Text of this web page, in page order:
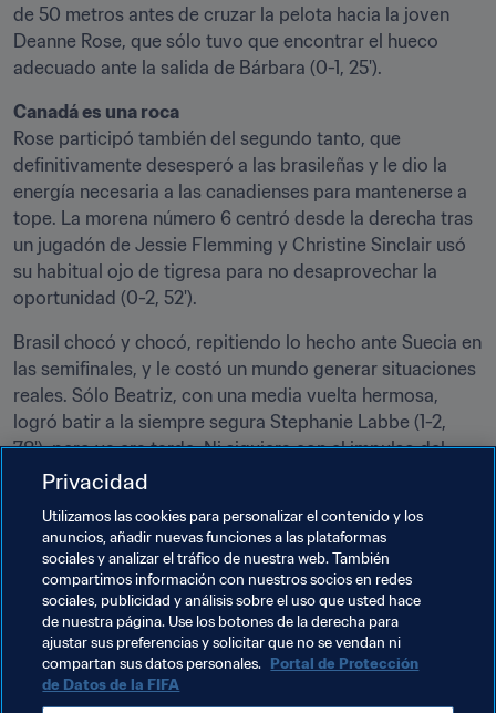
de 50 metros antes de cruzar la pelota hacia la joven
Deanne Rose, que sólo tuvo que encontrar el hueco
adecuado ante la salida de Bárbara (0-1, 25').
Canadá es una roca
Rose participó también del segundo tanto, que
definitivamente desesperó a las brasileñas y le dio la
energía necesaria a las canadienses para mantenerse a
tope. La morena número 6 centró desde la derecha tras
un jugadón de Jessie Flemming y Christine Sinclair usó
su habitual ojo de tigresa para no desaprovechar la
oportunidad (0-2, 52').
Brasil chocó y chocó, repitiendo lo hecho ante Suecia en
las semifinales, y le costó un mundo generar situaciones
reales. Sólo Beatriz, con una media vuelta hermosa,
logró batir a la siempre segura Stephanie Labbe (1-2,
78'), pero ya era tarde. Ni siquiera con el impulso del
descuento, las verdeamarelas supieron cómo complicar
tanto soñaban. Sin embargo, se fueron con el cariño de
la torcida, que las ovacinó de todas formas mientras las
canadienses festejaban alocadamente en el campo.
Temas relacionados
Competiciones Concacaf Brazil Canada
Privacidad
Utilizamos las cookies para personalizar el contenido y los
anuncios, añadir nuevas funciones a las plataformas
sociales y analizar el tráfico de nuestra web. También
compartimos información con nuestros socios en redes
sociales, publicidad y análisis sobre el uso que usted hace
de nuestra página. Use los botones de la derecha para
ajustar sus preferencias y solicitar que no se vendan ni
compartan sus datos personales. Portal de Protección
de Datos de la FIFA